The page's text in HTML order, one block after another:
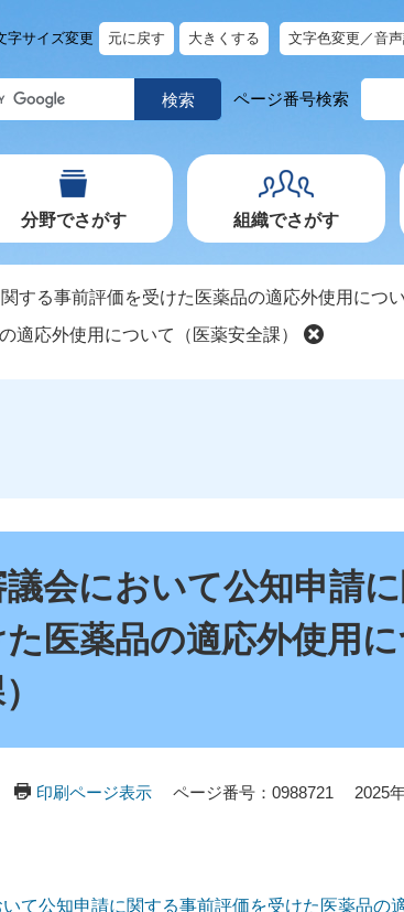
字サイズ変更 元に戻す 大きくする 文字色変更／音
ページ番号検索
ペ
ジ
号
分野でさがす 組織でさがす
する事前評価を受けた医薬品の適応外使用につ
適応外使用について（医薬安全課）
会において公知申請
医薬品の適応外使用
印刷ページ表示 ページ番号：0988721 2025
て公知申請に関する事前評価を受けた医薬品の